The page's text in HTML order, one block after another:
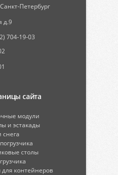
Петербург
д.9
704-19-03
сайта
модули
и эстакады
снега
столы
контейнеров